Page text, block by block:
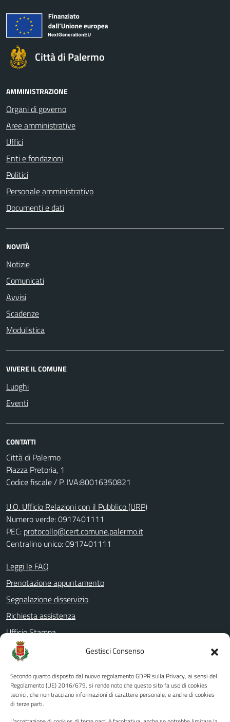
Gestisci Consenso
Secondo quanto disposto dal nuovo regolamento GDPR sulla Privacy, ai sensi del
Regolamento (UE) 2016/679, si rende noto che questo sito fa uso di cookies
tecnici, che non tracciano informazioni di carattere personale, e anche di cookies
di terze parti.
Città di Palermo
AMMINISTRAZIONE
Organi di governo
Aree amministrative
Uffici
Enti e fondazioni
Politici
Personale amministrativo
Documenti e dati
NOVITÀ
Notizie
Comunicati
Avvisi
Scadenze
Modulistica
VIVERE IL COMUNE
Luoghi
Eventi
CONTATTI
Città di Palermo
Piazza Pretoria, 1
Codice fiscale / P. IVA:80016350821
U.O. Ufficio Relazioni con il Pubblico (URP)
Numero verde: 0917401111
PEC: protocollo@cert.comune.palermo.it
Centralino unico: 0917401111
Leggi le FAQ
Prenotazione appuntamento
Segnalazione disservizio
Richiesta assistenza
Ufficio Stampa
Amministrazione Trasparente
Albo pretorio
Informativa privacy
Note legali